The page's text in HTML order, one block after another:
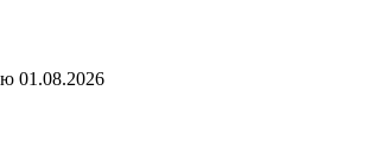
01.08.2026